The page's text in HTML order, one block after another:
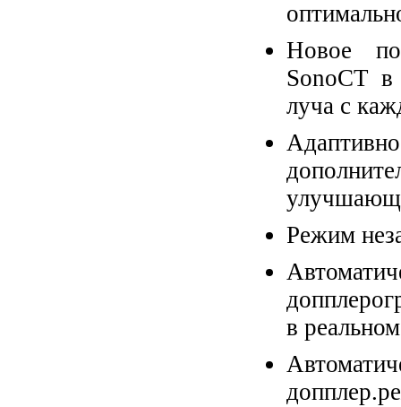
Новое
SonoCT
луча с
Режим
в